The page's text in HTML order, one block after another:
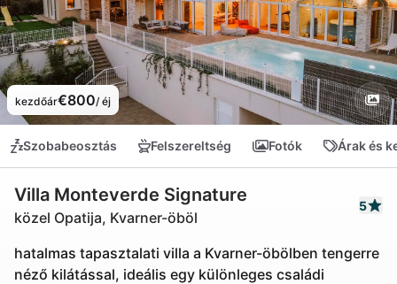
kezdőár€800/ éj
Szobabeosztás Felszereltség Fotók Árak és
Villa Monteverde Signature
közel Opatija, Kvarner-öböl
5
hatalmas tapasztalati villa a Kvarner-öbölben tengerre
néző kilátással, ideális egy különleges családi